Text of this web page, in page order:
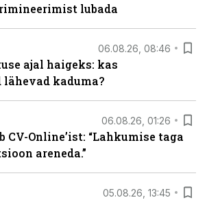
lubada
06.08.26, 08:46
ajal haigeks: kas
kaduma?
06.08.26, 01:26
CV-Online’ist: “Lahkumise taga
areneda.”
05.08.26, 13:45